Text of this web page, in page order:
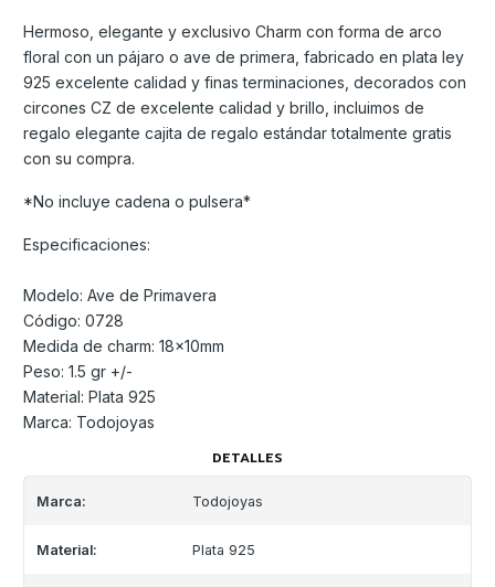
Hermoso, elegante y exclusivo Charm con forma de arco
floral con un pájaro o ave de primera, fabricado en plata ley
925 excelente calidad y finas terminaciones, decorados con
circones CZ de excelente calidad y brillo, incluimos de
regalo elegante cajita de regalo estándar totalmente gratis
con su compra.
*No incluye cadena o pulsera*
Especificaciones:
Modelo: Ave de Primavera
Código: 0728
Medida de charm: 18x10mm
Peso: 1.5 gr +/-
Material: Plata 925
Marca: Todojoyas
DETALLES
Marca: Todojoyas
Material: Plata 925